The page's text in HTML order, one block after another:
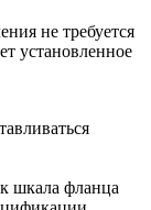
не требуется
установленное
шкала фланца